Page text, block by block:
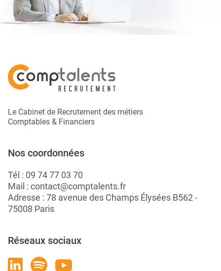
Le Cabinet de Recrutement des métiers
Comptables & Financiers
Nos coordonnées
Tél : 09 74 77 03 70
Mail : contact@comptalents.fr
Adresse : 78 avenue des Champs Élysées B562 -
75008 Paris
Réseaux sociaux